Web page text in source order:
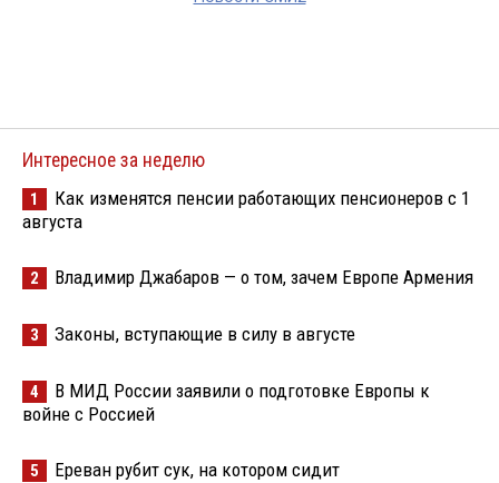
Интересное за неделю
1
Как изменятся пенсии работающих пенсионеров с 1
августа
2 Владимир Джабаров — о том, зачем Европе Армения
3 Законы, вступающие в силу в августе
4
В МИД России заявили о подготовке Европы к
войне с Россией
5 Ереван рубит сук, на котором сидит